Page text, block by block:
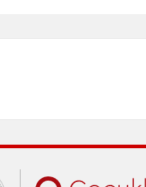
Cumhurbaşkanlığı